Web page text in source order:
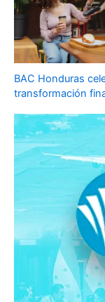
BAC Honduras
transformación